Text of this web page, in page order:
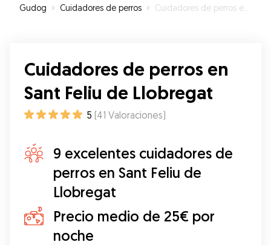
Gudog » Cuidadores de perros » Cuidadores de perros en Sant Feliu de Llobregat
Cuidadores de perros en
Sant Feliu de Llobregat
5 (41 Valoraciones)
9 excelentes cuidadores de
perros en Sant Feliu de
Llobregat
Precio medio de 25€ por
noche